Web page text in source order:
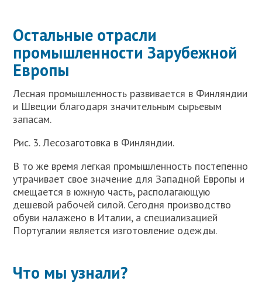
Остальные отрасли
промышленности Зарубежной
Европы
Лесная промышленность развивается в Финляндии
и Швеции благодаря значительным сырьевым
запасам.
Рис. 3. Лесозаготовка в Финляндии.
В то же время легкая промышленность постепенно
утрачивает свое значение для Западной Европы и
смещается в южную часть, располагающую
дешевой рабочей силой. Сегодня производство
обуви налажено в Италии, а специализацией
Португалии является изготовление одежды.
Что мы узнали?